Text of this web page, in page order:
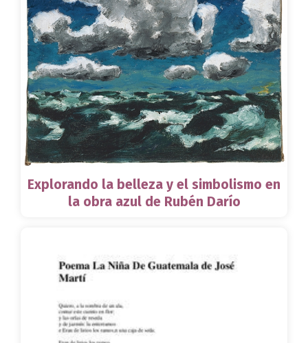
Explorando la belleza y el simbolismo en
la obra azul de Rubén Darío